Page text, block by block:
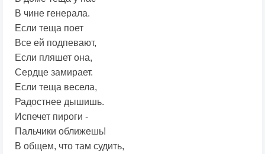
В чине генерала.
Если теща поет
Все ей подпевают,
Если пляшет она,
Сердце замирает.
Если теща весела,
Радостнее дышишь.
Испечет пироги -
Пальчики оближешь!
В общем, что там судить,